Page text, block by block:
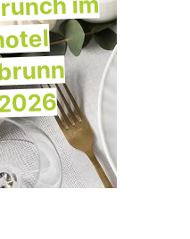
im